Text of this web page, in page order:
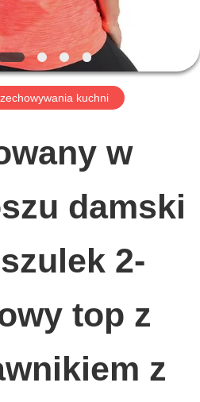
kuchni
w
damski
2-
top z
z